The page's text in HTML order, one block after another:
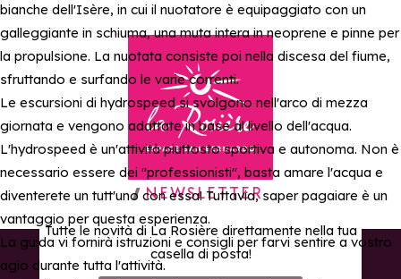
bianche dell'Isère, in cui il nuotatore è equipaggiato con un
galleggiante in schiuma, una muta intera in neoprene e pinne per
la propulsione. La nuotata consiste poi nella discesa del fiume,
sfruttando e surfando le varie correnti.
Le escursioni di hydrospeed si svolgono nell'arco di mezza
giornata e vengono adattate in base al livello dell'acqua.
L'hydrospeed è un'attività piuttosto sportiva e autonoma. Non è
necessario essere dei "professionisti", basta amare l'acqua e
diventerete un tutt'uno con essa! Tuttavia, saper pagaiare è un
vantaggio per questa esperienza.
La guida vi fornirà istruzioni e consigli per farvi sentire a vostro
agio durante tutta l'attività.
Torna alla home page
NEWSLETTER
Tutte le novità di La Rosière direttamente nella tua
casella di posta!